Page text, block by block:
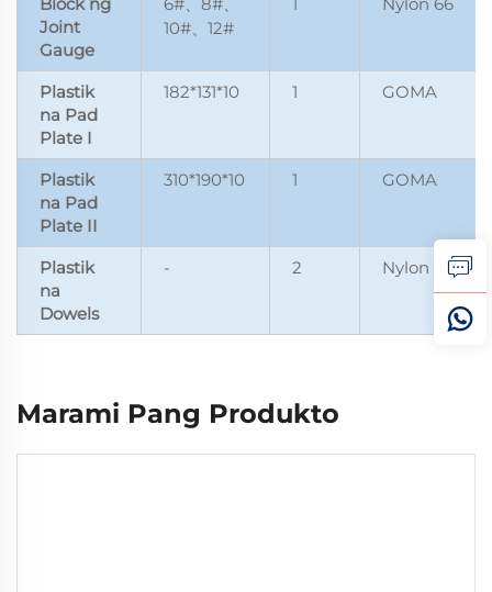
Joint
Gauge
10# 12#
Plastik
na Pad
Plate I
182*131*10 1 GOMA
Plastik
na Pad
Plate II
310*190*10 1 GOMA
Plastik
na
Dowels
- 2 Nylon 66
Marami Pang Produkto